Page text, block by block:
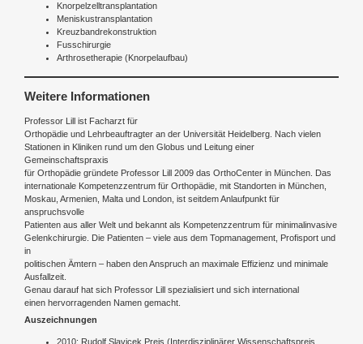
Knorpelzelltransplantation
Meniskustransplantation
Kreuzbandrekonstruktion
Fusschirurgie
Arthrosetherapie (Knorpelaufbau)
Weitere Informationen
Professor Lill ist Facharzt für
Orthopädie und Lehrbeauftragter an der Universität Heidelberg. Nach vielen
Stationen in Kliniken rund um den Globus und Leitung einer
Gemeinschaftspraxis
für Orthopädie gründete Professor Lill 2009 das OrthoCenter in München. Das
internationale Kompetenzzentrum für Orthopädie, mit Standorten in München,
Moskau, Armenien, Malta und London, ist seitdem Anlaufpunkt für
anspruchsvolle
Patienten aus aller Welt und bekannt als Kompetenzzentrum für minimalinvasive
Gelenkchirurgie. Die Patienten – viele aus dem Topmanagement, Profisport und
in
politischen Ämtern – haben den Anspruch an maximale Effizienz und minimale
Ausfallzeit.
Genau darauf hat sich Professor Lill spezialisiert und sich international
einen hervorragenden Namen gemacht.
Auszeichnungen
2010: Rudolf Slavicek Preis (Interdisziplinärer Wissenschaftspreis